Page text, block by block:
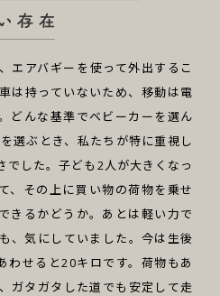
エアバギーを使って外出するこ
は持っていないため、移動は電
どんな基準でベビーカーを選ん
選ぶとき、私たちが特に重視し
でした。子ども2人が大きくなっ
、その上に買い物の荷物を乗せ
きるかどうか。あとは軽い力で
、気にしていました。今は生後
わせると20キロです。荷物もあ
ガタガタした道でも安定して走